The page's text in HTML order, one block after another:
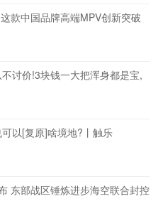
款中国品牌高端MPV创新突破
讨价!3块钱一大把浑身都是宝,
以[复原]啥境地?丨触乐
东部战区锤炼进步海空联合封控